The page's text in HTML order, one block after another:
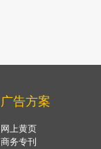
广告方案
网上黄页
商务专刊